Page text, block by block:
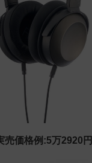
売価格例:5万2920円